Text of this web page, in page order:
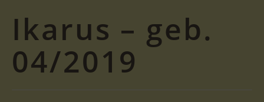
Ikarus – geb.
04/2019